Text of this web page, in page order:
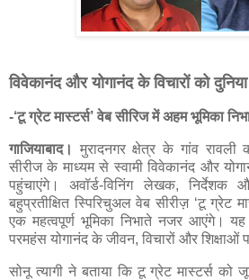
विवेकानंद और योगानंद के विचारों को
-‘टू ग्रेट मास्टर्स’ वेब सीरिज में अहम भूमिका
गाजियाबाद। मुरादनगर क्षेत्र के गांव रावली
सीरीज के माध्यम से स्वामी विवेकानंद और
पहुंचाएंगे। अवॉर्ड-विनिंग लेखक, निर्देशक
बहुप्रतीक्षित स्पिरिचुअल वेब सीरीज़ ‘टू ग्रेट
एक महत्वपूर्ण भूमिका निभाते नजर आएंगे। यह
परमहंस योगानंद के जीवन, विचारों और शिक्षाओं
सोनू त्यागी ने बताया कि टू ग्रेट मास्टर्स को